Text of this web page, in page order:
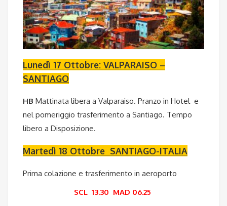
Lunedì 17 Ottobre: VALPARAISO –
SANTIAGO
HB Mattinata libera a Valparaiso. Pranzo in Hotel e
nel pomeriggio trasferimento a Santiago. Tempo
libero a Disposizione.
Martedì 18 Ottobre SANTIAGO-ITALIA
Prima colazione e trasferimento in aeroporto
SCL 13.30 MAD 06.25